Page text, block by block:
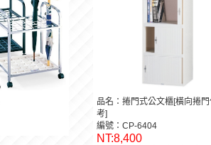
品名：捲門式公文櫃[橫向捲
考]
編號：CP-6404
NT:8,400